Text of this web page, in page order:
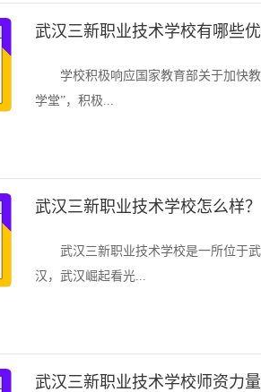
武汉三新职业技术学校有哪些
学校积极响应国家教育部关于加快
学堂”，积极...
武汉三新职业技术学校怎么样？
武汉三新职业技术学校是一所位于
汉，武汉崛起看光...
武汉三新职业技术学校师资力